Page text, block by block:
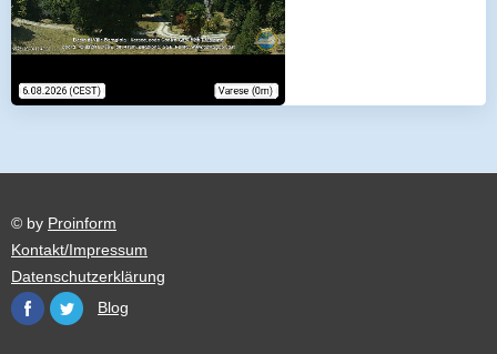
© by Proinform
Kontakt/Impressum
Datenschutzerklärung
Blog